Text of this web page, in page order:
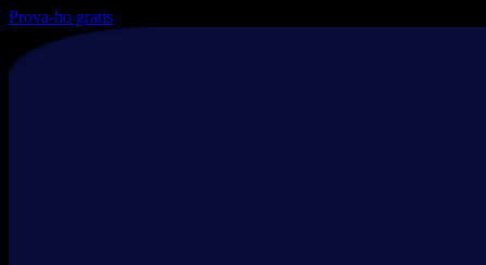
Prova-ho gratis